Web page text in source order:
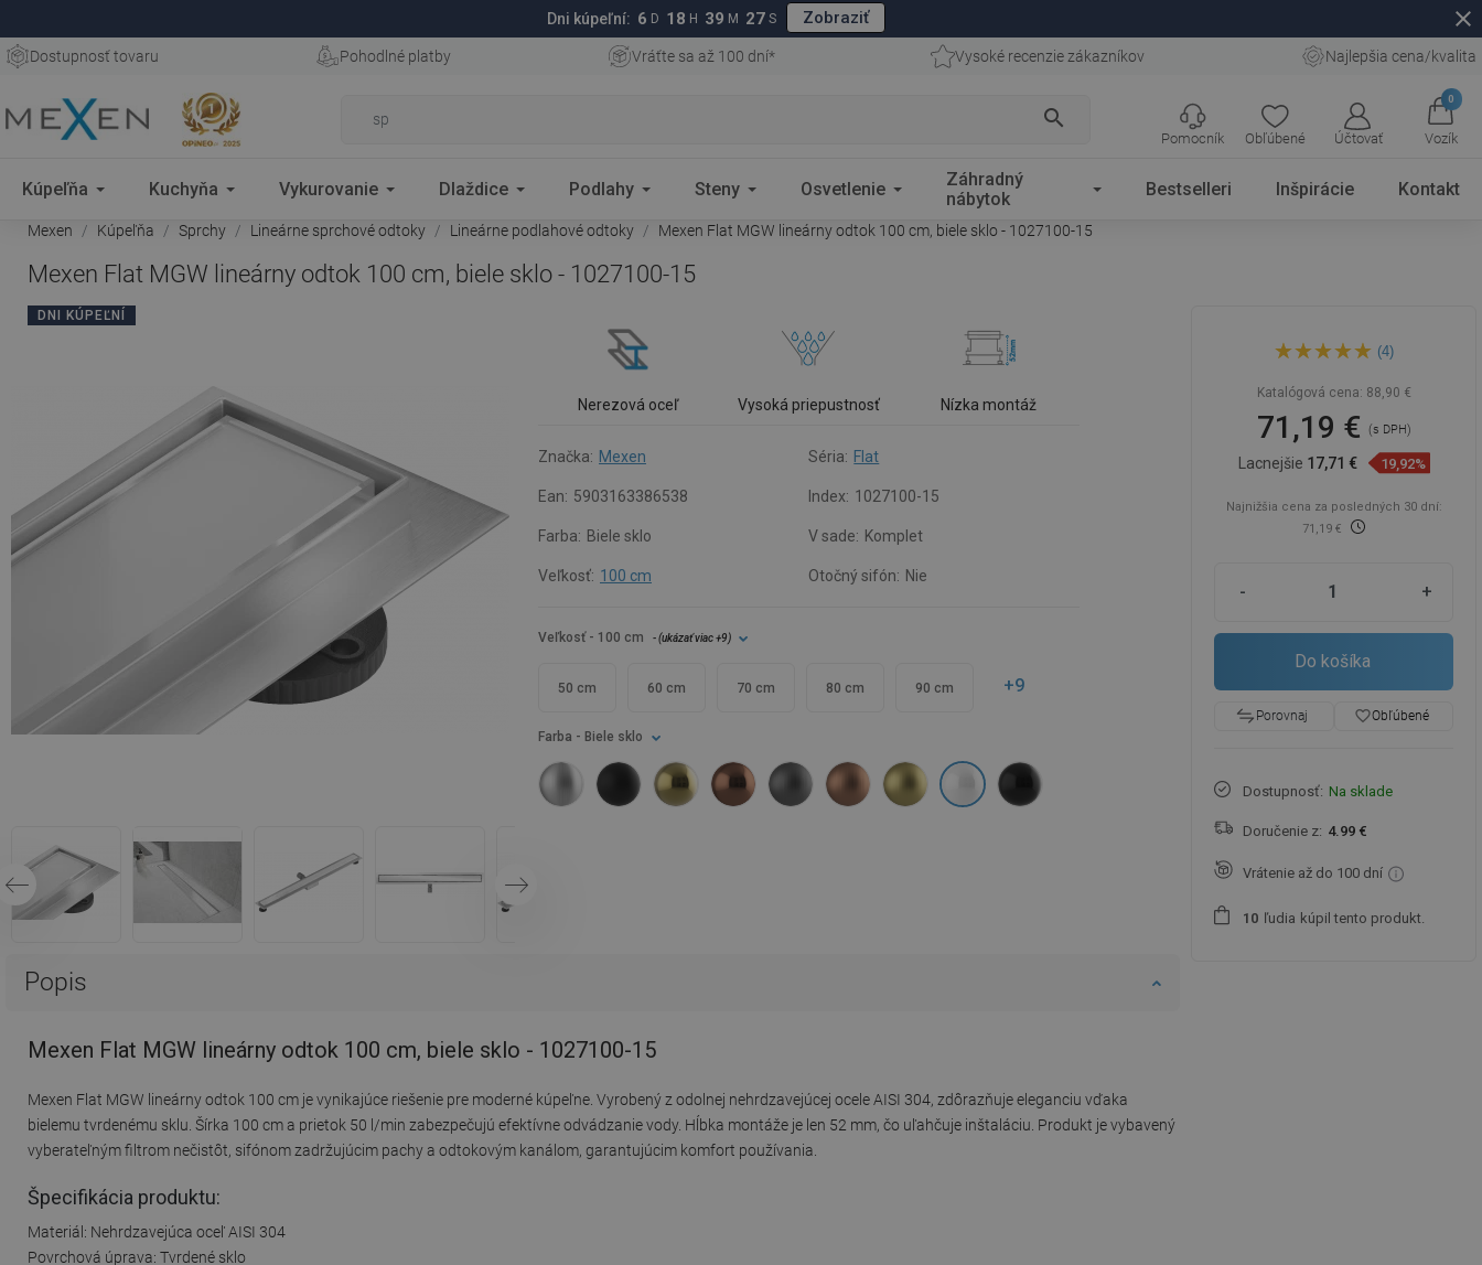
Dni kúpeľní: 6 D 18 H 39 M 26 S Zobraziť close
Dostupnosť tovaru Pohodlné platby Vráťte sa až 100 dní* Vysoké recenzie zákazníkov Najlepšia cena/kvalita
search
Obľúbené Účtovať
0
Vozík
Pomocník
Kúpeľňa Kuchyňa Vykurovanie Dlaždice Podlahy Steny Osvetlenie
Záhradný
nábytok
Bestselleri Inšpirácie Kontakt
Mexen Kúpeľňa Sprchy Lineárne sprchové odtoky Lineárne podlahové odtoky Mexen Flat MGW lineárny odtok 100 cm, biele sklo - 1027100-15
Mexen Flat MGW lineárny odtok 100 cm, biele sklo - 1027100-15
DNI KÚPEĽNÍ
Nerezová oceľ Vysoká priepustnosť Nízka montáž
Značka: Mexen Séria: Flat
Ean: 5903163386538 Index: 1027100-15
Farba: Biele sklo V sade: Komplet
Veľkosť: 100 cm Otočný sifón: Nie
Veľkosť- 100 cm - (ukázať viac+9)
50 cm 60 cm 70 cm 80 cm 90 cm +9
Farba - Biele sklo
Popis
Mexen Flat MGW lineárny odtok 100 cm, biele sklo - 1027100-15
Mexen Flat MGW lineárny odtok 100 cm je vynikajúce riešenie pre moderné kúpeľne. Vyrobený z odolnej nehrdzavejúcej ocele AISI 304, zdôrazňuje eleganciu vďaka
bielemu tvrdenému sklu. Šírka 100 cm a prietok 50 l/min zabezpečujú efektívne odvádzanie vody. Hĺbka montáže je len 52 mm, čo uľahčuje inštaláciu. Produkt je vybavený
vyberateľným filtrom nečistôt, sifónom zadržujúcim pachy a odtokovým kanálom, garantujúcim komfort používania.
Špecifikácia produktu:
Materiál: Nehrdzavejúca oceľ AISI 304
Povrchová úprava: Tvrdené sklo
odtok 100 cm, biele sklo -
(4)
Katalógová cena: 88,90 €
71,19 € (s DPH)
Lacnejšie 17,71 € 19,92%
Najnižšia cena za posledných 30 dní:
71,19 €
- +
Do košíka
Porovnaj favorite_borderObľúbené
Dostupnosť: Na sklade
Doručenie z: 4.99 €
Vrátenie až do 100 dní
1 0 ľudia kúpil tento produkt.